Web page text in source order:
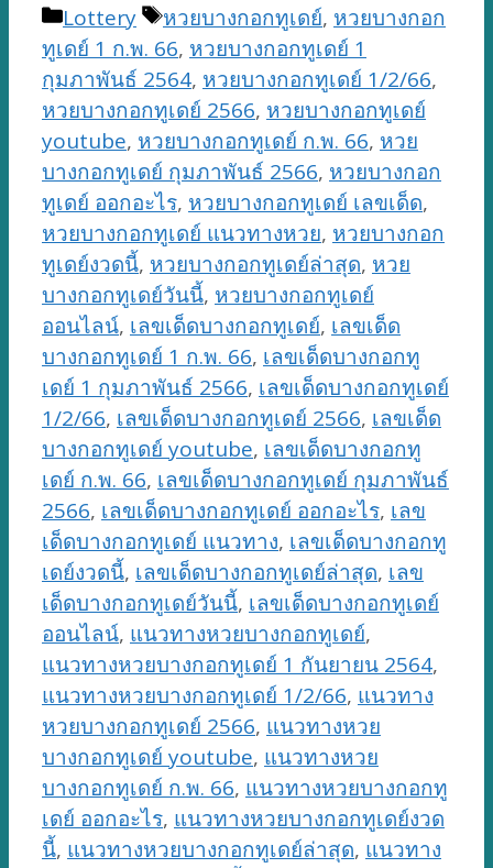
Categories
Lottery Tags
หวยบางกอกทูเดย์, หวยบางกอก
ทูเดย์ 1 ก.พ. 66, หวยบางกอกทูเดย์ 1
กุมภาพันธ์ 2564, หวยบางกอกทูเดย์ 1/2/66,
หวยบางกอกทูเดย์ 2566, หวยบางกอกทูเดย์
youtube, หวยบางกอกทูเดย์ ก.พ. 66, หวย
บางกอกทูเดย์ กุมภาพันธ์ 2566, หวยบางกอก
ทูเดย์ ออกอะไร, หวยบางกอกทูเดย์ เลขเด็ด,
หวยบางกอกทูเดย์ แนวทางหวย, หวยบางกอก
ทูเดย์งวดนี้, หวยบางกอกทูเดย์ล่าสุด, หวย
บางกอกทูเดย์วันนี้, หวยบางกอกทูเดย์
ออนไลน์, เลขเด็ดบางกอกทูเดย์, เลขเด็ด
บางกอกทูเดย์ 1 ก.พ. 66, เลขเด็ดบางกอกทู
เดย์ 1 กุมภาพันธ์ 2566, เลขเด็ดบางกอกทูเดย์
1/2/66, เลขเด็ดบางกอกทูเดย์ 2566, เลขเด็ด
บางกอกทูเดย์ youtube, เลขเด็ดบางกอกทู
เดย์ ก.พ. 66, เลขเด็ดบางกอกทูเดย์ กุมภาพันธ์
2566, เลขเด็ดบางกอกทูเดย์ ออกอะไร, เลข
เด็ดบางกอกทูเดย์ แนวทาง, เลขเด็ดบางกอกทู
เดย์งวดนี้, เลขเด็ดบางกอกทูเดย์ล่าสุด, เลข
เด็ดบางกอกทูเดย์วันนี้, เลขเด็ดบางกอกทูเดย์
ออนไลน์, แนวทางหวยบางกอกทูเดย์,
แนวทางหวยบางกอกทูเดย์ 1 กันยายน 2564,
แนวทางหวยบางกอกทูเดย์ 1/2/66, แนวทาง
หวยบางกอกทูเดย์ 2566, แนวทางหวย
บางกอกทูเดย์ youtube, แนวทางหวย
บางกอกทูเดย์ ก.พ. 66, แนวทางหวยบางกอกทู
เดย์ ออกอะไร, แนวทางหวยบางกอกทูเดย์งวด
นี้, แนวทางหวยบางกอกทูเดย์ล่าสุด, แนวทาง